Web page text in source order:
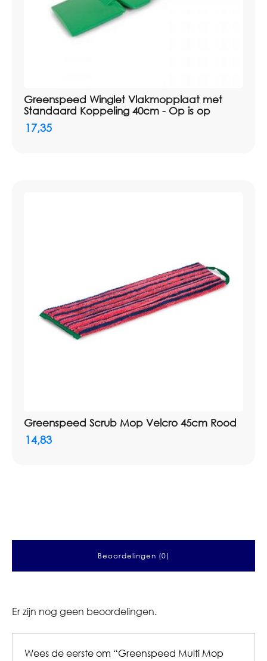
Greenspeed Winglet Vlakmopplaat met
Standaard Koppeling 40cm - Op is op
17,35
Greenspeed Scrub Mop Velcro 45cm Rood
14,83
Beoordelingen (0)
Er zijn nog geen beoordelingen.
Wees de eerste om “Greenspeed Multi Mop